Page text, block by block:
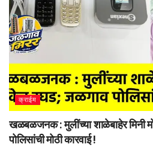
क्राईम
खळबळजनक : मुलींच्या शाळेबाहेर मिनी
पोलिसांची मोठी कारवाई !